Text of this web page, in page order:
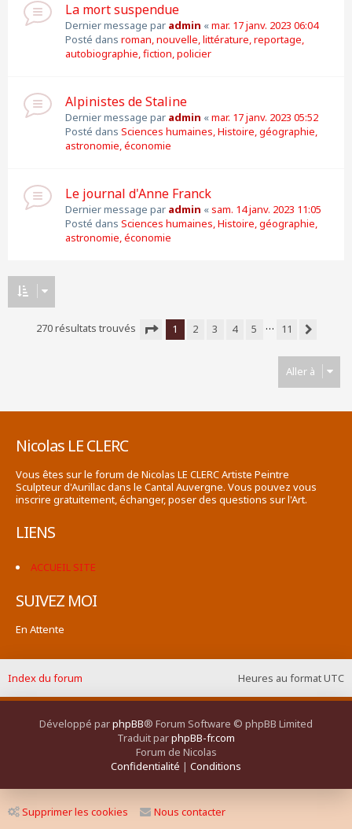
La mort suspendue
Dernier message par admin «mar. 17 janv. 2023 06:04
Posté dans roman, nouvelle, littérature, reportage,
autobiographie, fiction, policier
Alpinistes de Staline
Dernier message par admin «mar. 17 janv. 2023 05:52
Posté dans Sciences humaines, Histoire, géographie,
astronomie, économie
Le journal d'Anne Franck
Dernier message par admin «sam. 14 janv. 2023 11:05
Posté dans Sciences humaines, Histoire, géographie,
astronomie, économie
270 résultats trouvés
1 2 3 4 5 …
11
Aller à
Nicolas LE CLERC
Vous êtes sur le forum de Nicolas LE CLERC Artiste Peintre
Sculpteur d'Aurillac dans le Cantal Auvergne. Vous pouvez vous
inscrire gratuitement, échanger, poser des questions sur l'Art.
LIENS
ACCUEIL SITE
SUIVEZ MOI
En Attente
Heures au formatUTC
Index du forum
Développé parphpBB® Forum Software © phpBB Limited
Traduit parphpBB-fr.com
Forum de Nicolas
Confidentialité | Conditions
Supprimer les cookies Nous contacter